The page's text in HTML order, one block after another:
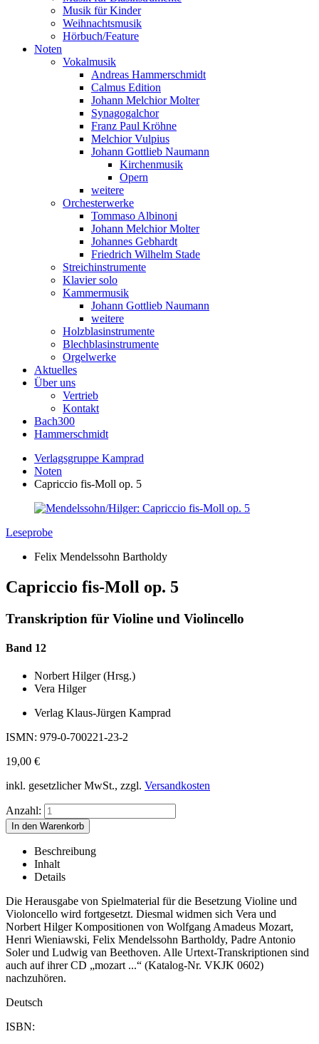
Musik für Kinder
Weihnachtsmusik
Hörbuch/Feature
Noten
Vokalmusik
Andreas Hammerschmidt
Calmus Edition
Johann Melchior Molter
Synagogalchor
Franz Paul Kröhne
Melchior Vulpius
Johann Gottlieb Naumann
Kirchenmusik
Opern
weitere
Orchesterwerke
Tommaso Albinoni
Johann Melchior Molter
Johannes Gebhardt
Friedrich Wilhelm Stade
Streichinstrumente
Klavier solo
Kammermusik
Johann Gottlieb Naumann
weitere
Holzblasinstrumente
Blechblasinstrumente
Orgelwerke
Aktuelles
Über uns
Vertrieb
Kontakt
Bach300
Hammerschmidt
Verlagsgruppe Kamprad
Noten
Capriccio fis-Moll op. 5
Leseprobe
Felix Mendelssohn Bartholdy
Capriccio fis-Moll op. 5
Transkription für Violine und Violincello
Band 12
Norbert Hilger (Hrsg.)
Vera Hilger
Verlag Klaus-Jürgen Kamprad
ISMN: 979-0-700221-23-2
19,00 €
inkl. gesetzlicher MwSt., zzgl. Versandkosten
Anzahl:
Beschreibung
Inhalt
Details
Die Herausgabe von Spielmaterial für die Besetzung Violine und
Violoncello wird fortgesetzt. Diesmal widmen sich Vera und
Norbert Hilger Kompositionen von Wolfgang Amadeus Mozart,
Henri Wieniawski, Felix Mendelssohn Bartholdy, Padre Antonio
Soler und Ludwig van Beethoven. Alle Urtext-Transkriptionen sind
auch auf ihrer CD „mozart ...“ (Katalog-Nr. VKJK 0602)
nachzuhören.
Deutsch
ISBN: